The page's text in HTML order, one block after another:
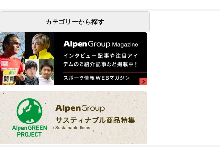
カテゴリーから探す